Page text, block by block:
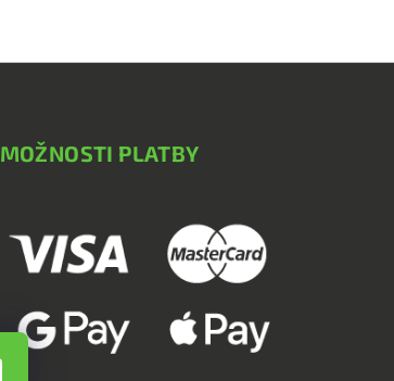
MOŽNOSTI PLATBY